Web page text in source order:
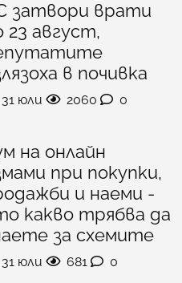
затвори врати
23 август,
в почивка
31 юли 2060 0
на онлайн
при покупки,
и наеми -
какво трябва да
за схемите
31 юли 681 0